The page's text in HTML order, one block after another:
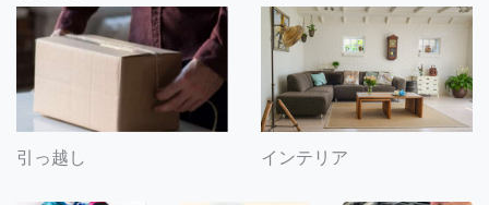
引っ越し インテリア